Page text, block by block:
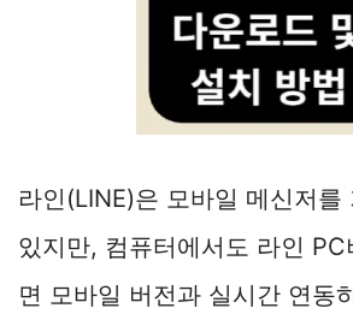
라인(LINE)은 모바일 메신저를
있지만, 컴퓨터에서도 라인
면 모바일 버전과 실시간 연동